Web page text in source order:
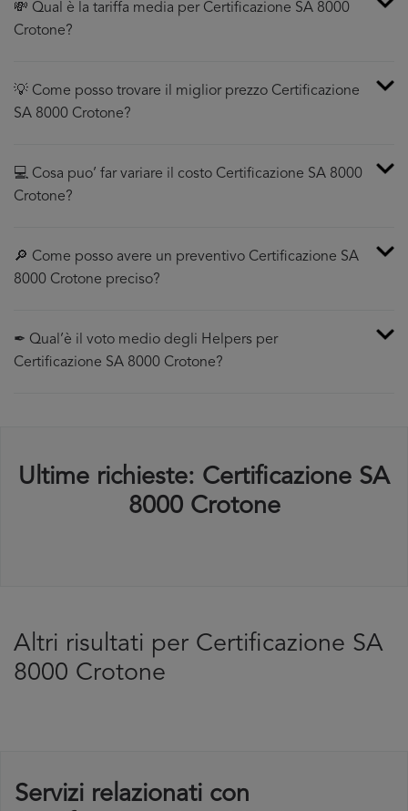
💸 Qual è la tariffa media per Certificazione SA 8000
Crotone?
💡 Come posso trovare il miglior prezzo Certificazione
SA 8000 Crotone?
💻 Cosa puo’ far variare il costo Certificazione SA 8000
Crotone?
🔎 Come posso avere un preventivo Certificazione SA
8000 Crotone preciso?
✒ Qual’è il voto medio degli Helpers per
Certificazione SA 8000 Crotone?
Ultime richieste: Certificazione SA
8000 Crotone
Altri risultati per Certificazione SA
8000 Crotone
Servizi relazionati con